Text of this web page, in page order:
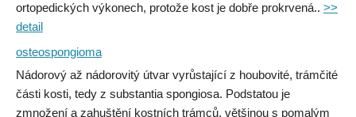
ortopedických výkonech, protože kost je dobře prokrvená.. >>
detail
osteospongioma
Nádorový až nádorovitý útvar vyrůstající z houbovité, trámčité
části kosti, tedy z substantia spongiosa. Podstatou je
zmnožení a zahuštění kostních trámců, většinou s pomalým